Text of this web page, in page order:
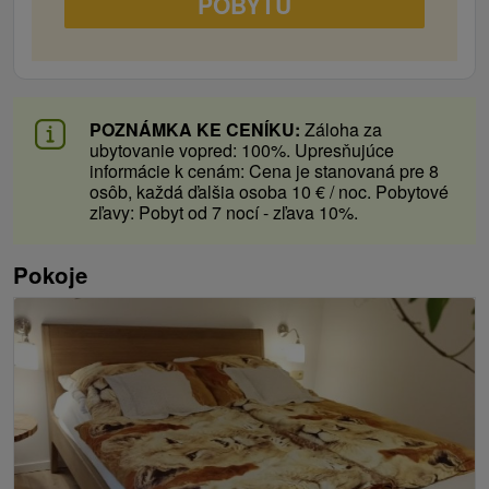
POZNÁMKA KE CENÍKU: Záloha za
ubytovanie vopred: 100%. Upresňujúce
informácie k cenám: Cena je stanovaná pre 8
osôb, každá ďalšia osoba 10 € / noc. Pobytové
zľavy: Pobyt od 7 nocí - zľava 10%.
Pokoje